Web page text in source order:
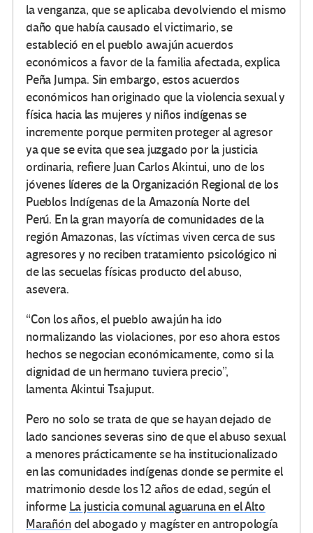
la venganza, que se aplicaba devolviendo el mismo
daño que había causado el victimario, se
estableció en el pueblo awajún acuerdos
económicos a favor de la familia afectada, explica
Peña Jumpa. Sin embargo, estos acuerdos
económicos han originado que la violencia sexual y
física hacia las mujeres y niños indígenas se
incremente porque permiten proteger al agresor
ya que se evita que sea juzgado por la justicia
ordinaria, refiere Juan Carlos Akintui, uno de los
jóvenes líderes de la Organización Regional de los
Pueblos Indígenas de la Amazonía Norte del
Perú. En la gran mayoría de comunidades de la
región Amazonas, las víctimas viven cerca de sus
agresores y no reciben tratamiento psicológico ni
de las secuelas físicas producto del abuso,
asevera.
“Con los años, el pueblo awajún ha ido
normalizando las violaciones, por eso ahora estos
hechos se negocian económicamente, como si la
dignidad de un hermano tuviera precio”,
lamenta Akintui Tsajuput.
Pero no solo se trata de que se hayan dejado de
lado sanciones severas sino de que el abuso sexual
a menores prácticamente se ha institucionalizado
en las comunidades indígenas donde se permite el
matrimonio desde los 12 años de edad, según el
informe La justicia comunal aguaruna en el Alto
Marañóndel abogado y magíster en antropología